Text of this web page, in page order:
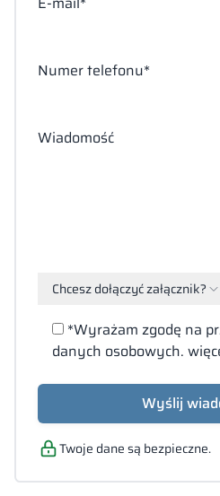
Numer telefonu*
Wiadomość
Chcesz dołączyć załącznik?
pliki
(PDF,
DOC,
JPG,
XLS)
Załącz pliki
(MAX. 20MB)
*Wyrażam zgodę na
danych osobowych.
Wyślij
Twoje dane są bezpieczne.